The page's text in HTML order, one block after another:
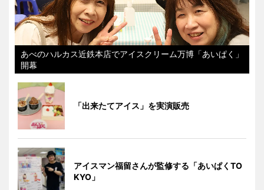
あべのハルカス近鉄本店でアイスクリーム万博「あいぱく」
開幕
「出来たてアイス」を実演販売
アイスマン福留さんが監修する「あいぱくTO
KYO」